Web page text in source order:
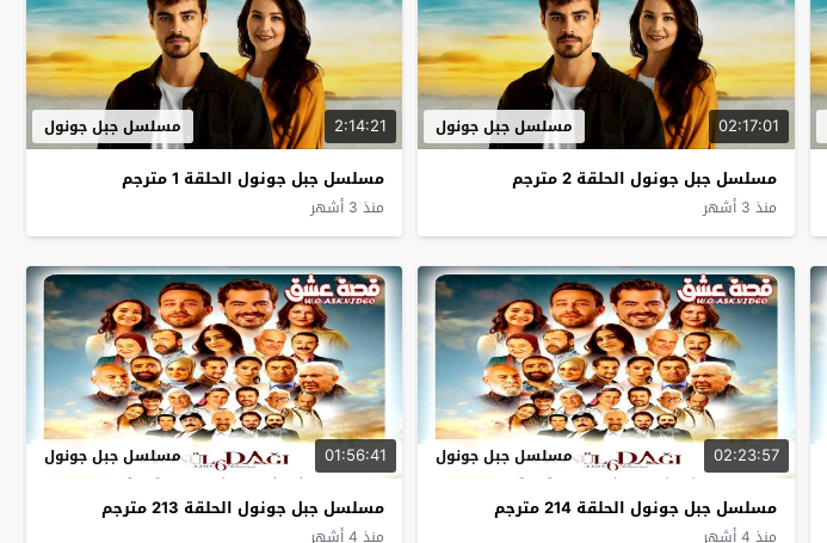
02:17:01 مسلسل جبل جونول
مسلسل جبل جونول الحلقة 2 مترجم
منذ 3 أشهر
2:14:21 مسلسل جبل جونول
مسلسل جبل جونول الحلقة 1 مترجم
منذ 3 أشهر
02:23:57 مسلسل جبل جونول
مسلسل جبل جونول الحلقة 214 مترجم
منذ 4 أشهر
01:56:41 مسلسل جبل جونول
مسلسل جبل جونول الحلقة 213 مترجم
منذ 4 أشهر